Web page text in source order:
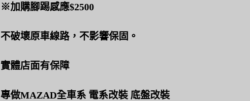
※加購腳踢感應$2500
不破壞原車線路，不影響保固。
實體店面有保障
專做MAZAD全車系 電系改裝 底盤改裝